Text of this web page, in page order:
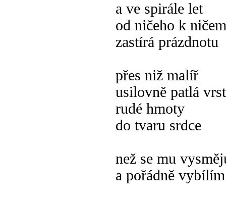
a ve spirále let
od ničeho k
zastírá prázdnotu
přes niž malíř
usilovně patlá
rudé hmoty
do tvaru srdce
než se mu
a pořádně vybílím